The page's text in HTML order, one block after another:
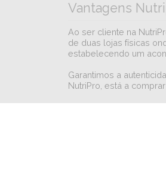
Vantagens
Ao ser cliente na
de duas lojas físicas
estabelecendo um
Garantimos a
NutriPro, está a